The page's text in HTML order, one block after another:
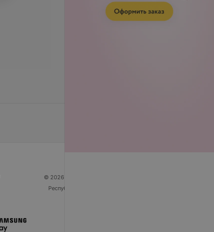
© 2026 ООО «Артокс Лаб», УНП 191700409
Республика Беларусь, г. Минск, улица Толбухина, 2,